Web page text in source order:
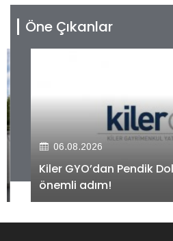
Öne Çıkanlar
06.08.2026
Kiler GYO’dan Pendik
önemli adım!